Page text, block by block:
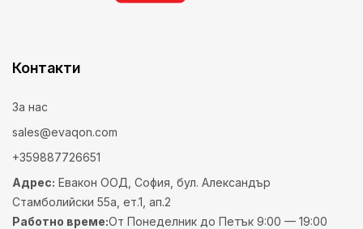
Контакти
За нас
sales@evaqon.com
+359887726651
Адрес: Евакон ООД, София, бул. Александър
Стамболийски 55а, ет.1, ап.2
Работно време:От Понеделник до Петък 9:00 — 19:00